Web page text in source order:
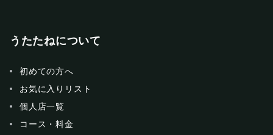
うたたねについて
初めての方へ
お気に入りリスト
個人店一覧
コース・料金